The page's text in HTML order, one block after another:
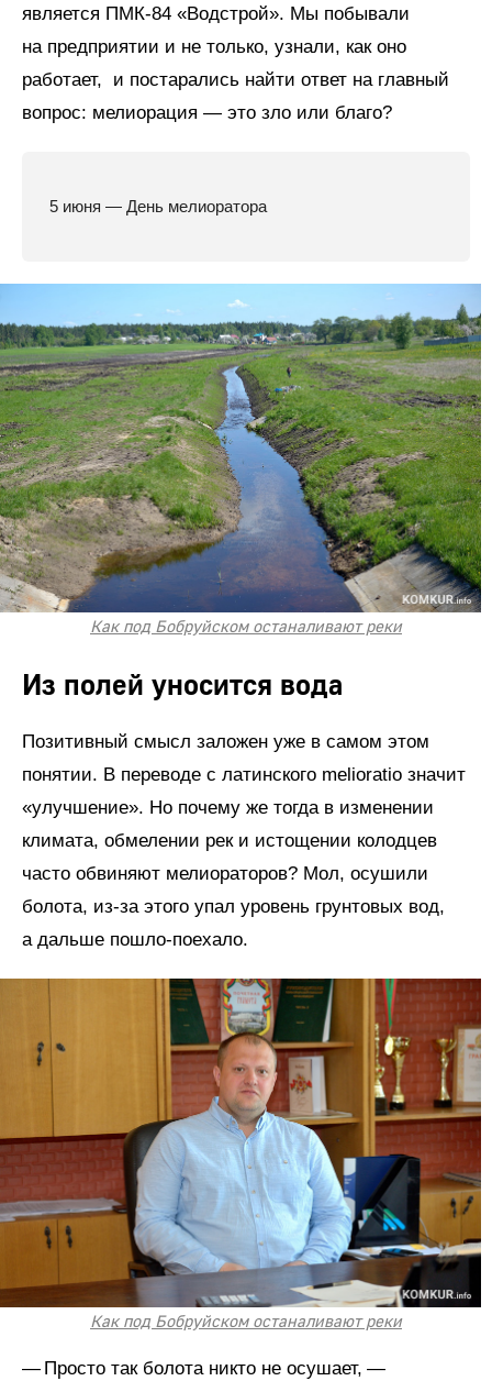
является ПМК‑84 «Водстрой». Мы побывали
на предприятии и не только, узнали, как оно
работает, и постарались найти ответ на главный
вопрос: мелиорация — это зло или благо?
5 июня — День мелиоратора
Как под Бобруйском останаливают реки
Из полей уносится вода
Позитивный смысл заложен уже в самом этом
понятии. В переводе с латинского melioratio значит
«улучшение». Но почему же тогда в изменении
климата, обмелении рек и истощении колодцев
часто обвиняют мелиораторов? Мол, осушили
болота, из-за этого упал уровень грунтовых вод,
а дальше пошло-поехало.
Как под Бобруйском останаливают реки
— Просто так болота никто не осушает, —